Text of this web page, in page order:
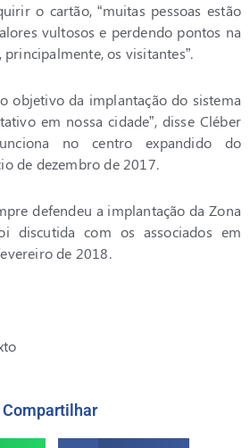
o cartão, “muitas pessoas estão
vultosos e perdendo pontos na
os visitantes”.
objetivo da implantação do sistema
em nossa cidade”, disse Cléber
no centro expandido do
de dezembro de 2017.
defendeu a implantação da Zona
discutida com os associados em
de 2018.
Compartilhar